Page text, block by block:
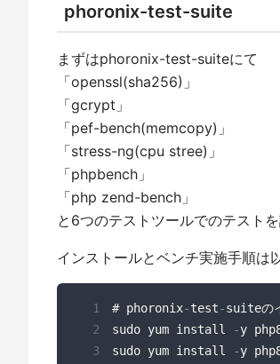
phoronix-test-suite
まずはphoronix-test-suiteにて
「openssl(sha256)」
「gcrypt」
「pef-bench(memcopy)」
「stress-ng(cpu stree)」
「phpbench」
「php zend-bench」
と6つのテストツールでのテストを
インストールとベンチ実施手順は
1 # phoronix-test-
2
sudo yum install -y
3
sudo yum install -y